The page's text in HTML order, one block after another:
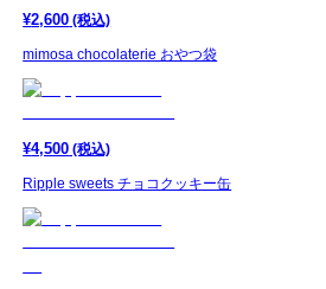
¥2,600 (税込)
mimosa chocolaterie おやつ袋
¥4,500 (税込)
Ripple sweets チョコクッキー缶